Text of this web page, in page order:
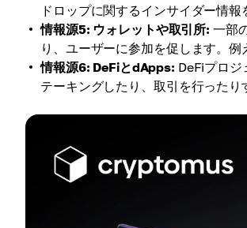
ドロップに関するインサイダー情報
情報源5: ウォレットや取引所: 一部
り、ユーザーに参加を促します。
情報源6: DeFiとdApps: DeFiプロジ
テーキングしたり、取引を行ったり